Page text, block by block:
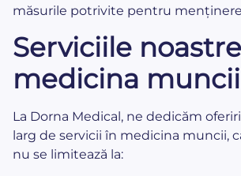
măsurile potrivite pentru
Serviciile
medicina muncii
La Dorna Medical, ne dedicăm
larg de servicii în medicina muncii,
nu se limitează la: